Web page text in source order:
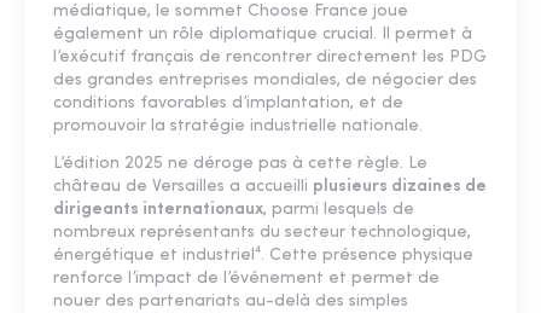
médiatique, le sommet Choose France joue
également un rôle diplomatique crucial. Il permet à
l’exécutif français de rencontrer directement les PDG
des grandes entreprises mondiales, de négocier des
conditions favorables d’implantation, et de
promouvoir la stratégie industrielle nationale.
L’édition 2025 ne déroge pas à cette règle. Le
château de Versailles a accueilli plusieurs dizaines de
dirigeants internationaux, parmi lesquels de
nombreux représentants du secteur technologique,
énergétique et industriel⁴. Cette présence physique
renforce l’impact de l’événement et permet de
nouer des partenariats au-delà des simples